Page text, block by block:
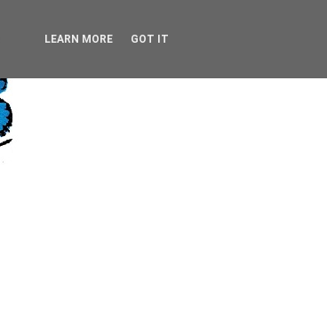
LEARN MORE GOT IT